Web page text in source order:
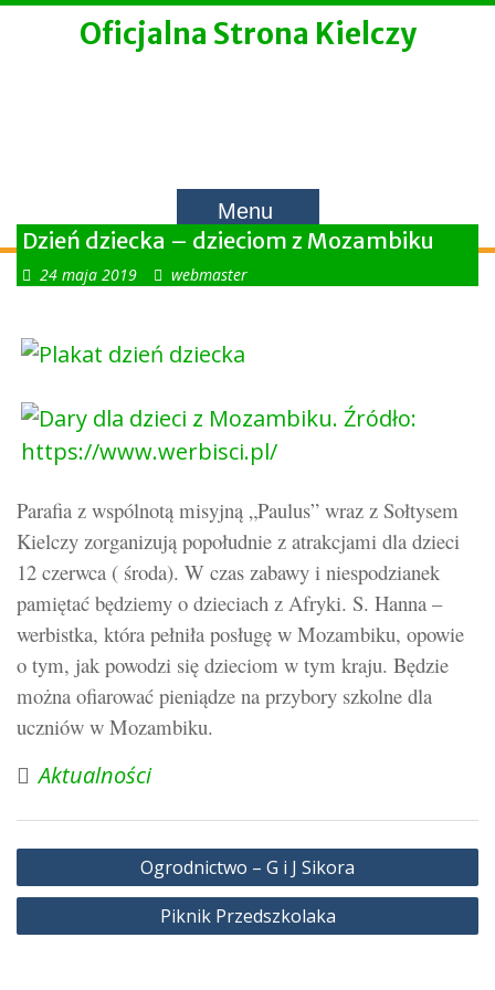
Skip
Oficjalna Strona Kielczy
Menu
Dzień dziecka – dzieciom z Mozambiku
24 maja 2019 webmaster
Parafia z wspólnotą misyjną „Paulus” wraz z Sołtysem
Kielczy zorganizują popołudnie z atrakcjami dla dzieci
12 czerwca ( środa). W czas zabawy i niespodzianek
pamiętać będziemy o dzieciach z Afryki. S. Hanna –
werbistka, która pełniła posługę w Mozambiku, opowie
o tym, jak powodzi się dzieciom w tym kraju. Będzie
można ofiarować pieniądze na przybory szkolne dla
uczniów w Mozambiku.
Aktualności
Nawigacja
wpisu
Ogrodnictwo – G i J Sikora
Piknik Przedszkolaka